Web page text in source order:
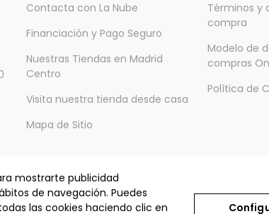
Contacta con La Nube
Financiación y Pago Seguro
Nuestras Tiendas en Madrid
Centro
Visita nuestra tienda desde casa
Mapa de Sitio
Términos y
compra
Modelo de
compras
Política de
S.L. © La nube sofás 2025 - Todos los derechos
mostrarte publicidad
de navegación. Puedes
las cookies haciendo clic en